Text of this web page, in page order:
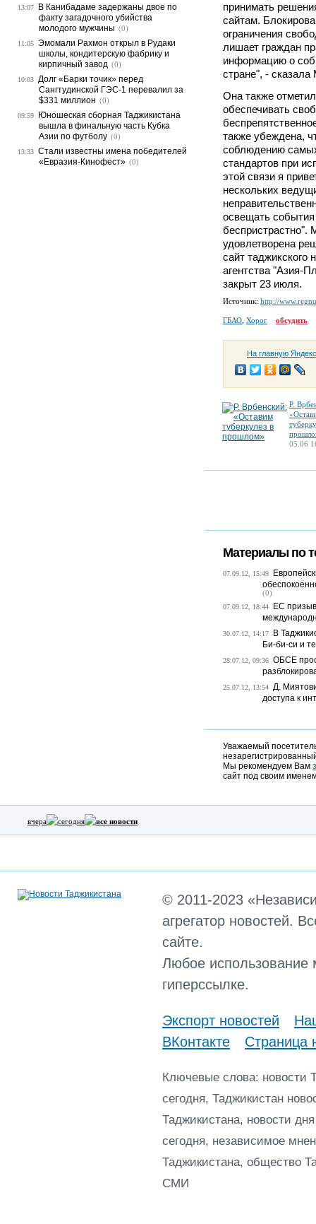
принимать
сайтам.
ограничения
лишает граждан
информацию о
стране", - сказала
Она также
обеспечивать
также убеждена,
соблюдению
стандартов при
этой связи я
нескольких
освещать события
беспристрастно".
удовлетворена
сайт таджикского
агентства "Азия-
закрыт 23 июля.
Источник: http://
ГБАО Хорог обсудить
На главную
Р.
05.06
Материалы по
07.09.12, 15:49
(0)
07.09.12, 18:44
ЕС
30.07.12, 14:17
В
Би-би-си и
28.07.12, 09:36 ОБСЕ
25.07.12, 13:54 Д.
доступа к
Уважаемый
Мы рекомендуем Вам
сайт под своим
13:07
В Канибадаме задержаны двое по
факту загадочного убийства
молодого мужчины (0)
11:05 Эмомали Рахмон открыл в Рудаки
школы, кондитерскую фабрику и
кирпичный завод (0)
10:03 Долг «Барки точик» перед
Сангтудинской ГЭС-1 перевалил за
$331 миллион (0)
09:59
Юношеская сборная Таджикистана
вышла в финальную часть Кубка
Азии по футболу (0)
13:33 Стали известны имена победителей
«Евразия-Кинофест» (0)
вчера сегодня все новости
© 2011-2023
агрегатор новостей.
сайте.
Любое использование
гиперссылке.
Экспорт новостей
ВКонтакте
Страница
Ключевые слова: новости
сегодня, Таджикистан
Таджикистана, новости
сегодня, независимое
Таджикистана, общество
СМИ